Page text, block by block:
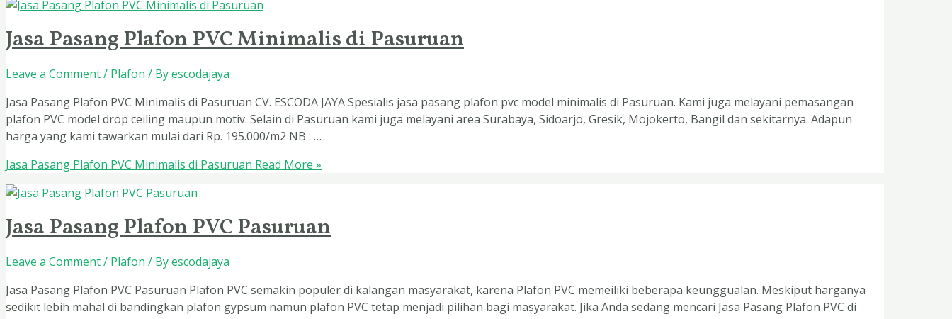
Jasa Pasang Plafon PVC Minimalis di Pasuruan
Leave a Comment/ Plafon / Byescodajaya
Jasa Pasang Plafon PVC Minimalis di Pasuruan CV. ESCODA JAYA Spesialis jasa pasang plafon pvc model minimalis di Pasuruan. Kami juga melayani pemasangan
plafon PVC model drop ceiling maupun motiv. Selain di Pasuruan kami juga melayani area Surabaya, Sidoarjo, Gresik, Mojokerto, Bangil dan sekitarnya. Adapun
harga yang kami tawarkan mulai dari Rp. 195.000/m2 NB : …
Jasa Pasang Plafon PVC Minimalis di Pasuruan Read More »
Jasa Pasang Plafon PVC Pasuruan
Leave a Comment/ Plafon / Byescodajaya
Jasa Pasang Plafon PVC Pasuruan Plafon PVC semakin populer di kalangan masyarakat, karena Plafon PVC memeiliki beberapa keunggualan. Meskiput harganya
sedikit lebih mahal di bandingkan plafon gypsum namun plafon PVC tetap menjadi pilihan bagi masyarakat. Jika Anda sedang mencari Jasa Pasang Plafon PVC di